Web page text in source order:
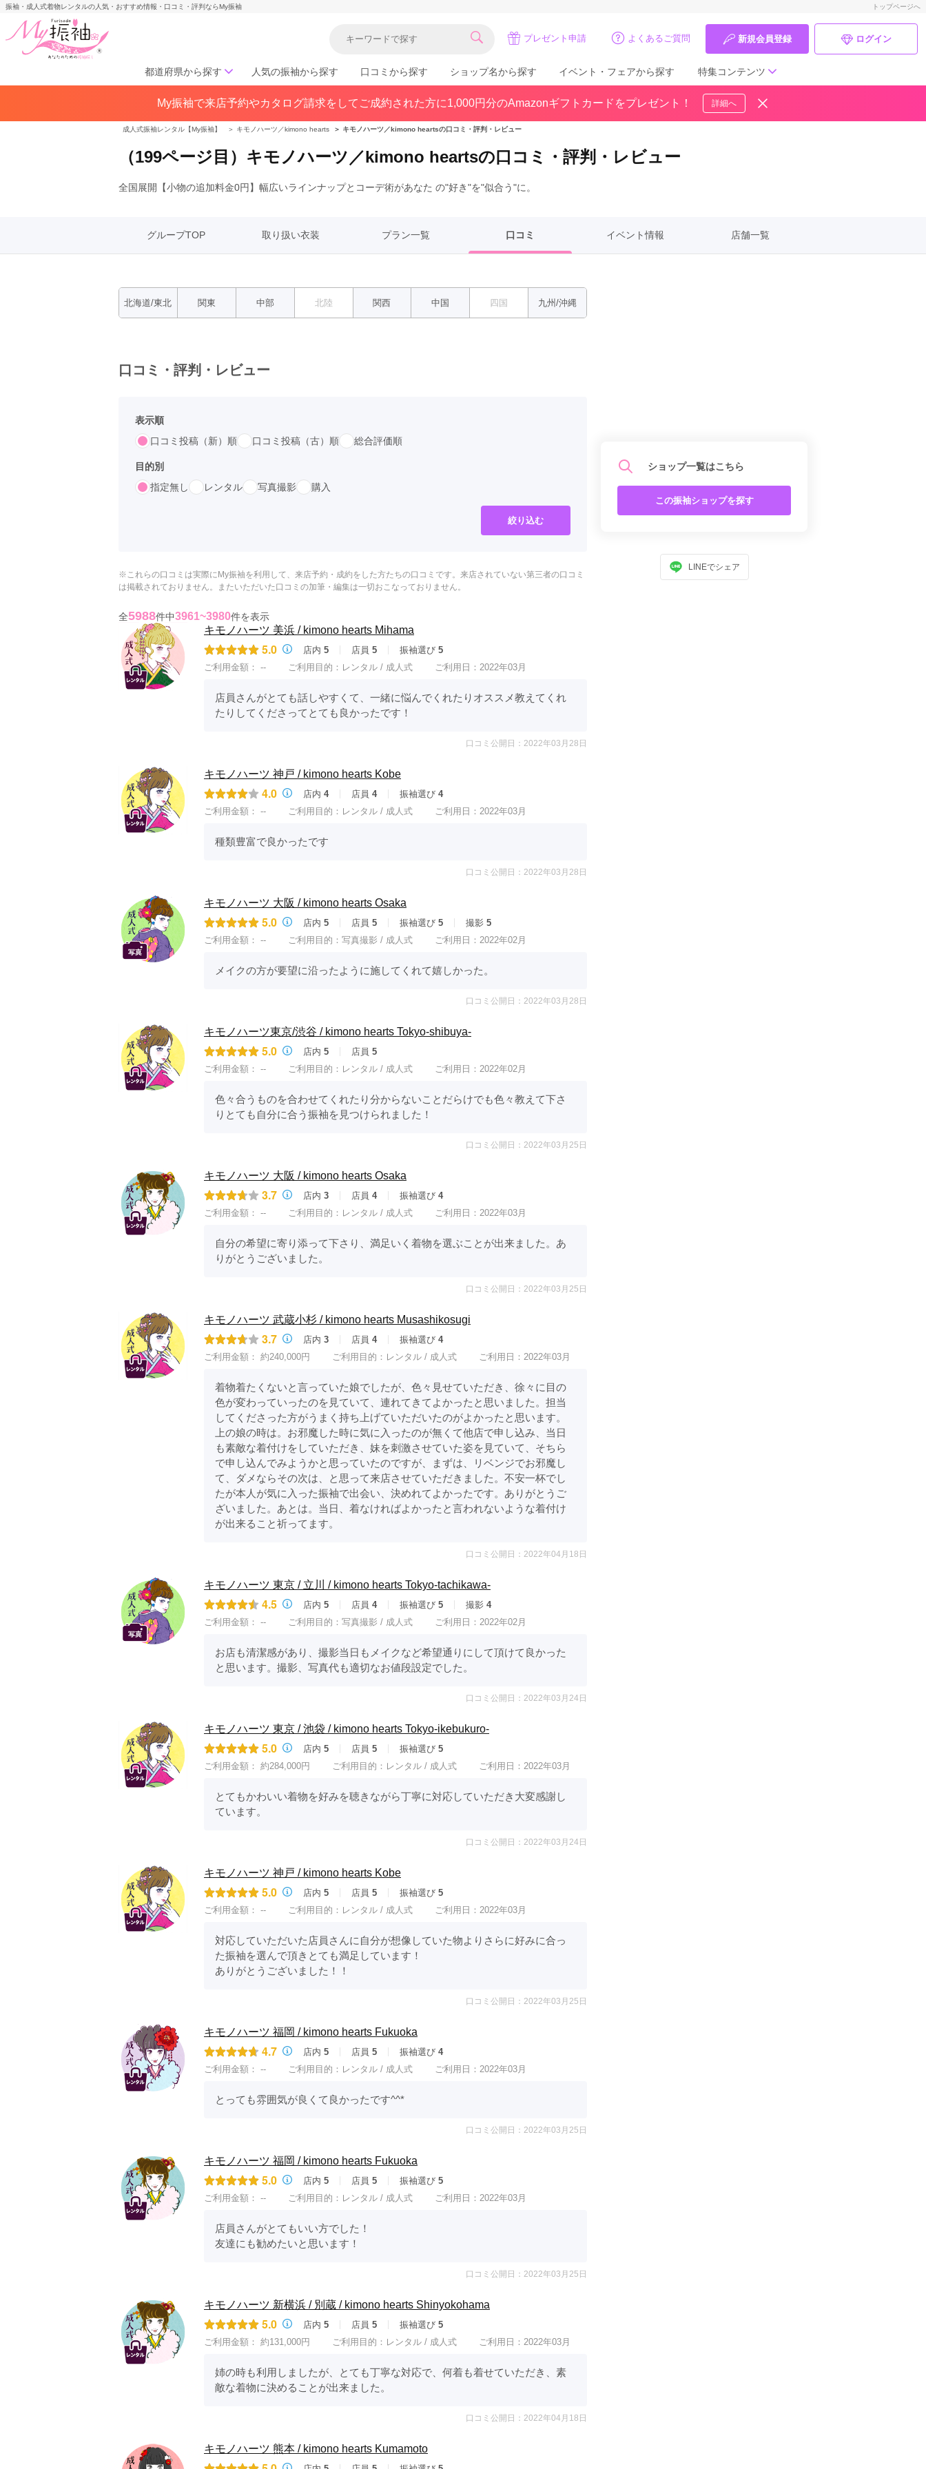
振袖・成人式着物レンタルの人気・おすすめ情報・口コミ・評判ならMy振袖 トップページへ
プレゼント申請 よくあるご質問 新規会員登録 ログイン
都道府県から探す
北海道／東北
北海道(141) 青森県(41)
岩手県(30)
福島県(60)
関東
東京都(383)
千葉県(183)
茨城県(93)
群馬県(57) 栃木県(54)
岐阜県(85)
三重県(76)
長野県(80)
関西
大阪府(307)
兵庫県(195)
中国
広島県(87) 岡山県(69)
鳥取県(29)
高知県(30)
鹿児島県(31)
人気の振袖から探す 口コミから探す ショップ名から探す イベント・フェアから探す 特集コンテンツ
振袖ブランド特集
My振袖で来店予約やカタログ請求をしてご成約された方に1,000円分のAmazonギフトカードをプレゼント！ 詳細へ
成人式振袖レンタル【My振袖】 ＞ キモノハーツ／kimono hearts ＞ キモノハーツ／kimono heartsの口コミ・評判・レビュー
（199ページ目）キモノハーツ／kimono heartsの口コミ・評判・レビュー
全国展開【小物の追加料金0円】幅広いラインナップとコーデ術があなた の"好き"を"似合う"に。
グループTOP 取り扱い衣装 プラン一覧 口コミ イベント情報 店舗一覧
北海道/東北 関東 中部 北陸 関西 中国 四国 九州/沖縄
口コミ・評判・レビュー
表示順
口コミ投稿（新）順
口コミ投稿（古）順 総合評価順
目的別
指定無し
レンタル 写真撮影 購入
絞り込む
※これらの口コミは実際にMy振袖を利用して、来店予約・成約をした方たちの口コミです。来店されていない第三者の口コミ
は掲載されておりません。またいただいた口コミの加筆・編集は一切おこなっておりません。
全5988件中3961~3980件を表示
キモノハーツ 美浜 / kimono hearts Mihama
5.0 店内 5 店員 5 振袖選び 5
ご利用金額： -- ご利用目的： レンタル / 成人式 ご利用日：2022年03月
店員さんがとても話しやすくて、一緒に悩んでくれたりオススメ教えてくれ
たりしてくださってとても良かったです！
口コミ公開日：2022年03月28日
キモノハーツ 神戸 / kimono hearts Kobe
4.0 店内 4 店員 4 振袖選び 4
ご利用金額： -- ご利用目的： レンタル / 成人式 ご利用日：2022年03月
種類豊富で良かったです
口コミ公開日：2022年03月28日
キモノハーツ 大阪 / kimono hearts Osaka
5.0 店内 5 店員 5 振袖選び 5 撮影 5
ご利用金額： -- ご利用目的： 写真撮影 / 成人式 ご利用日：2022年02月
メイクの方が要望に沿ったように施してくれて嬉しかった。
口コミ公開日：2022年03月28日
キモノハーツ東京/渋谷 / kimono hearts Tokyo-shibuya-
5.0 店内 5 店員 5
ご利用金額： -- ご利用目的： レンタル / 成人式 ご利用日：2022年02月
色々合うものを合わせてくれたり分からないことだらけでも色々教えて下さ
りとても自分に合う振袖を見つけられました！
口コミ公開日：2022年03月25日
キモノハーツ 大阪 / kimono hearts Osaka
3.7 店内 3 店員 4 振袖選び 4
ご利用金額： -- ご利用目的： レンタル / 成人式 ご利用日：2022年03月
自分の希望に寄り添って下さり、満足いく着物を選ぶことが出来ました。あ
りがとうございました。
口コミ公開日：2022年03月25日
キモノハーツ 武蔵小杉 / kimono hearts Musashikosugi
3.7 店内 3 店員 4 振袖選び 4
ご利用金額： 約240,000円 ご利用目的： レンタル / 成人式 ご利用日：2022年03月
着物着たくないと言っていた娘でしたが、色々見せていただき、徐々に目の
色が変わっていったのを見ていて、連れてきてよかったと思いました。担当
してくださった方がうまく持ち上げていただいたのがよかったと思います。
上の娘の時は。お邪魔した時に気に入ったのが無くて他店で申し込み、当日
も素敵な着付けをしていただき、妹を刺激させていた姿を見ていて、そちら
で申し込んでみようかと思っていたのですが、まずは、リベンジでお邪魔し
て、ダメならその次は、と思って来店させていただきました。不安一杯でし
たが本人が気に入った振袖で出会い、決めれてよかったです。ありがとうご
ざいました。あとは。当日、着なければよかったと言われないような着付け
が出来ること祈ってます。
口コミ公開日：2022年04月18日
キモノハーツ 東京 / 立川 / kimono hearts Tokyo-tachikawa-
4.5 店内 5 店員 4 振袖選び 5 撮影 4
ご利用金額： -- ご利用目的： 写真撮影 / 成人式 ご利用日：2022年02月
お店も清潔感があり、撮影当日もメイクなど希望通りにして頂けて良かった
と思います。撮影、写真代も適切なお値段設定でした。
口コミ公開日：2022年03月24日
キモノハーツ 東京 / 池袋 / kimono hearts Tokyo-ikebukuro-
5.0 店内 5 店員 5 振袖選び 5
ご利用金額： 約284,000円 ご利用目的： レンタル / 成人式 ご利用日：2022年03月
とてもかわいい着物を好みを聴きながら丁寧に対応していただき大変感謝し
ています。
口コミ公開日：2022年03月24日
キモノハーツ 神戸 / kimono hearts Kobe
5.0 店内 5 店員 5 振袖選び 5
ご利用金額： -- ご利用目的： レンタル / 成人式 ご利用日：2022年03月
対応していただいた店員さんに自分が想像していた物よりさらに好みに合っ
た振袖を選んで頂きとても満足しています！
ありがとうございました！！
口コミ公開日：2022年03月25日
キモノハーツ 福岡 / kimono hearts Fukuoka
4.7 店内 5 店員 5 振袖選び 4
ご利用金額： -- ご利用目的： レンタル / 成人式 ご利用日：2022年03月
とっても雰囲気が良くて良かったです^^*
口コミ公開日：2022年03月25日
キモノハーツ 福岡 / kimono hearts Fukuoka
5.0 店内 5 店員 5 振袖選び 5
ご利用金額： -- ご利用目的： レンタル / 成人式 ご利用日：2022年03月
店員さんがとてもいい方でした！
友達にも勧めたいと思います！
口コミ公開日：2022年03月25日
キモノハーツ 新横浜 / 別蔵 / kimono hearts Shinyokohama
5.0 店内 5 店員 5 振袖選び 5
ご利用金額： 約131,000円 ご利用目的： レンタル / 成人式 ご利用日：2022年03月
姉の時も利用しましたが、とても丁寧な対応で、何着も着せていただき、素
敵な着物に決めることが出来ました。
口コミ公開日：2022年04月18日
キモノハーツ 熊本 / kimono hearts Kumamoto
ショップ一覧はこちら
この振袖ショップを探す
LINEでシェア